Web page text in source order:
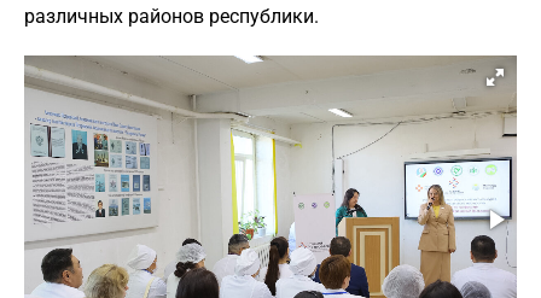
различных районов республики.